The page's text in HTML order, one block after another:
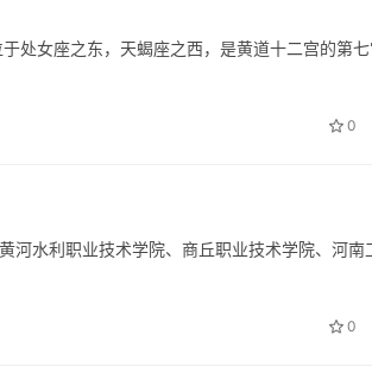
处女座之东，天蝎座之西，是黄道十二宫的第
0
河水利职业技术学院、商丘职业技术学院、河南
0